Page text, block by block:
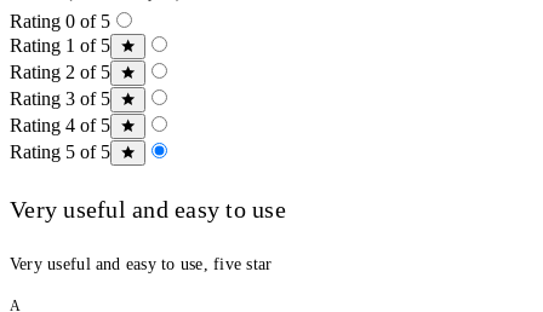
Rating 0 of 5
Rating 1 of 5
Rating 2 of 5
Rating 3 of 5
Rating 4 of 5
Rating 5 of 5
Very useful and easy to use
Very useful and easy to use, five star
A